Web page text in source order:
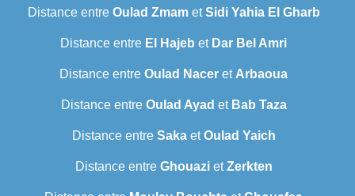
Distance entre Oulad ZmametSidi Yahia El Gharb
Distance entre El Hajeb et Dar Bel Amri
Distance entre Oulad Nacer et Arbaoua
Distance entre Oulad Ayad et Bab Taza
Distance entre SakaetOulad Yaich
Distance entre GhouazietZerkten